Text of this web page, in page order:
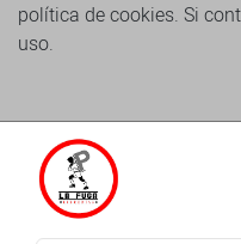
política de cookies. Si
uso.